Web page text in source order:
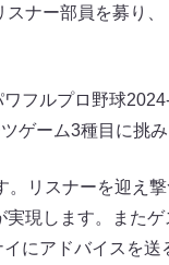
ナー部員を募り
フルプロ野球
ゲーム3種目に挑み
。リスナーを迎え
現します。また
にアドバイスを送